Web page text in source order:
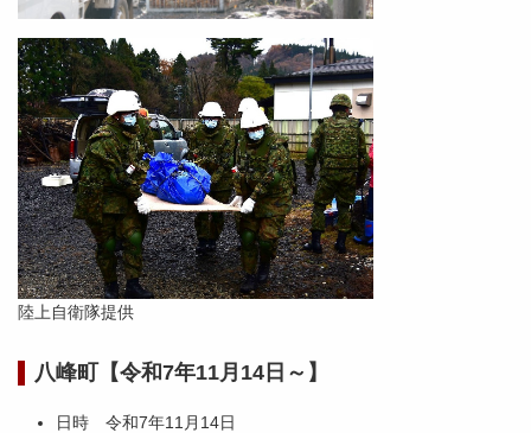
陸上自衛隊提供
八峰町【令和7年11月14日～】
日時 令和7年11月14日